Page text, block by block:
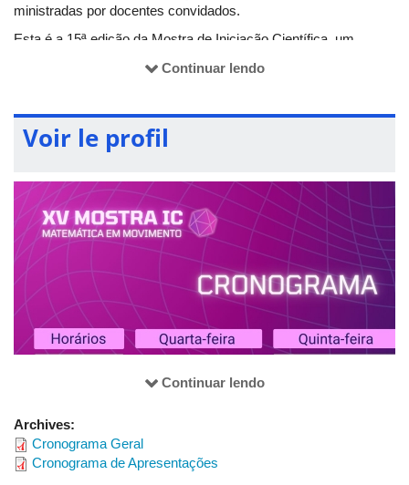
ministradas por docentes convidados.
Esta é a 15ª edição da Mostra de Iniciação Científica, um
UFU Campus Santa Mônica, com apoio da Coordenação do
Continuar lendo
Voir le profil
Continuar lendo
Archives:
Cronograma Geral
Cronograma de Apresentações